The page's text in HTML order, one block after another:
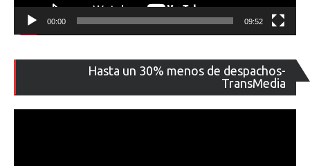
00:00 09:52
Hasta un 30% menos de despachos-
TransMedia
de